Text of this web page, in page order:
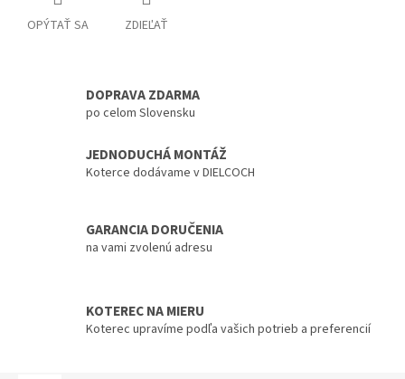
OPÝTAŤ SA ZDIEĽAŤ
DOPRAVA ZDARMA
po celom Slovensku
JEDNODUCHÁ MONTÁŽ
Koterce dodávame v DIELCOCH
GARANCIA DORUČENIA
na vami zvolenú adresu
KOTEREC NA MIERU
Koterec upravíme podľa vašich potrieb a preferencií